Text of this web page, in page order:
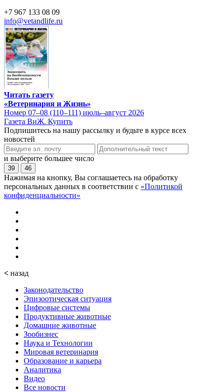
+7 967 133 08 09
info@vetandlife.ru
Читать газету
«Ветеринария и Жизнь»
Номер 07–08 (110–111) июль–август 2026
Газета ВиЖ. Купить
Подпишитесь на нашу рассылку и будьте в курсе всех
новостей
и выберите большее число
39 46
Нажимая на кнопку, Вы соглашаетесь на обработку
персональных данных в соответствии с «Политикой
конфиденциальности»
< назад
Законодательство
Эпизоотическая ситуация
Цифровые системы
Продуктивные животные
Домашние животные
Зообизнес
Наука и Технологии
Мировая ветеринария
Образование и карьера
Аналитика
Видео
Все новости